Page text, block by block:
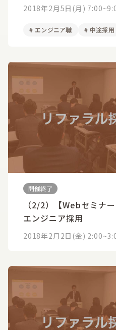
2018年2月5日(月)
# エンジニア職 # 中途採用
開催終了
（2/2）【Webセミナ
エンジニア採用
2018年2月2日(金)